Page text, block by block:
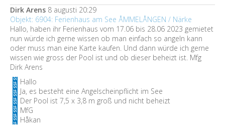
Dirk Arens 8 augusti 20:29
Objekt: 6904: Ferienhaus am See ÅMMELÅNGEN / Närke
Hallo, haben ihr Ferienhaus vom 17.06 bis 28.06 2023 gemietet
nun würde ich gerne wissen ob man einfach so angeln kann
oder muss man eine Karte kaufen. Und dann würde ich gerne
wissen wie gross der Pool ist und ob dieser beheizt ist. Mfg
Dirk Arens
Hallo
Ja, es besteht eine Angelscheinpflicht im See
Der Pool ist 7,5 x 3,8 m groß und nicht beheizt
MfG
Håkan